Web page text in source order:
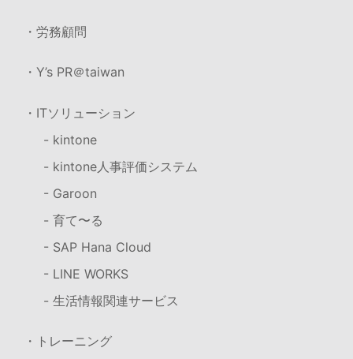
・労務顧問
・Y’s PR＠taiwan
・ITソリューション
- kintone
- kintone人事評価システム
- Garoon
- 育て〜る
- SAP Hana Cloud
- LINE WORKS
- 生活情報関連サービス
・トレーニング